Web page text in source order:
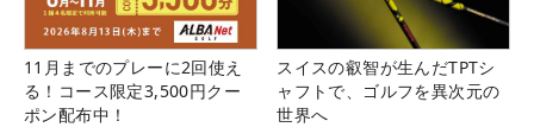
11月までのプレーに2回使え
る！コース限定3,500円クー
ポン配布中！
スイスの叡智が生んだTPTシ
ャフトで、ゴルフを異次元の
世界へ